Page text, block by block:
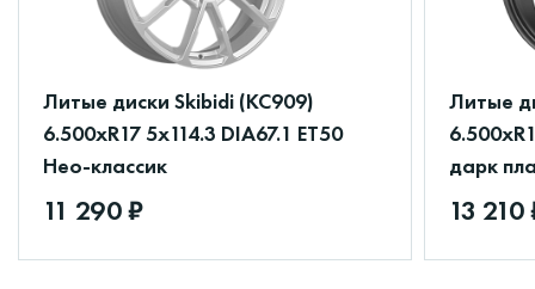
Литые диски Skibidi (КС909)
6.500xR17 5x114.3 DIA67.1 ET50
Нео-классик
11 290 ₽
Литые
дарк
13 210